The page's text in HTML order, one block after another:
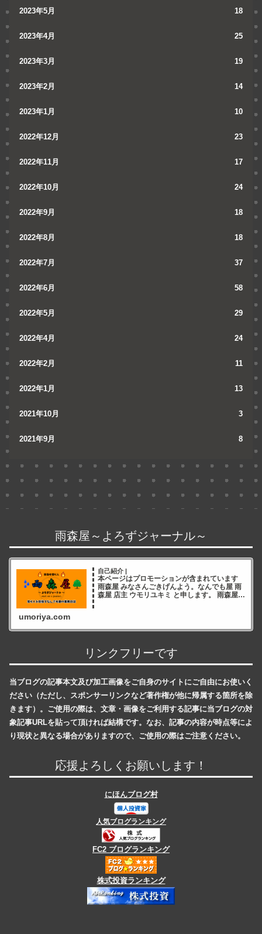
2023年5月 18
2023年4月 25
2023年3月 19
2023年2月 14
2023年1月 10
2022年12月 23
2022年11月 17
2022年10月 24
2022年9月 18
2022年8月 18
2022年7月 37
2022年6月 58
2022年5月 29
2022年4月 24
2022年2月 11
2022年1月 13
2021年10月 3
2021年9月 8
雨森屋～よろずジャーナル～
自己紹介 |
本ページはプロモーションが含まれています
雨森屋 みなさんごきげんよう。なんでも屋 雨
森屋 店主 ウモリユキミ と申します。 雨森屋店
umoriya.com
リンクフリーです
当ブログの記事本文及び加工画像をご自身のサイトにご自由にお使いく
ださい（ただし、スポンサーリンクなど著作権が他に帰属する箇所を除
きます）。ご使用の際は、文章・画像をご利用する記事に当ブログの対
象記事URLを貼って頂ければ結構です。なお、記事の内容が時点等によ
り現状と異なる場合がありますので、ご使用の際はご注意ください。
応援よろしくお願いします！
にほんブログ村
人気ブログランキング
FC2 ブログランキング
株式投資ランキング